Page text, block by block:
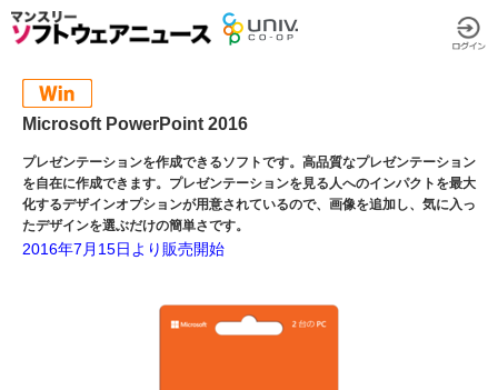
Microsoft PowerPoint 2016
プレゼンテーションを作成できるソフトです。高品質なプレゼンテーション
を自在に作成できます。プレゼンテーションを見る人へのインパクトを最大
化するデザインオプションが用意されているので、画像を追加し、気に入っ
たデザインを選ぶだけの簡単さです。
2016年7月15日より販売開始